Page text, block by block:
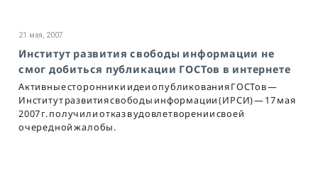
21 мая, 2007
Институт развития свободы информации не
смог добиться публикации ГОСТов в интернете
Активные сторонники идеи опубликования ГОСТов —
Институт развития свободы информации (ИРСИ) — 17 мая
2007 г. получили отказ в удовлетворении своей
очередной жалобы.